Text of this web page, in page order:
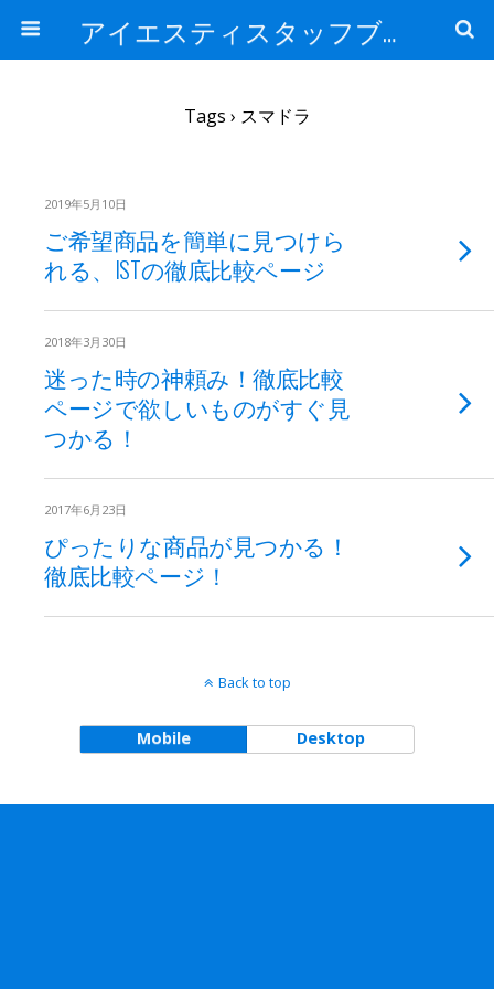
アイエスティスタッフブログ
Tags › スマドラ
2019年5月10日
ご希望商品を簡単に見つけら
れる、ISTの徹底比較ページ
2018年3月30日
迷った時の神頼み！徹底比較
ページで欲しいものがすぐ見
つかる！
2017年6月23日
ぴったりな商品が見つかる！
徹底比較ページ！
Back to top
Mobile Desktop